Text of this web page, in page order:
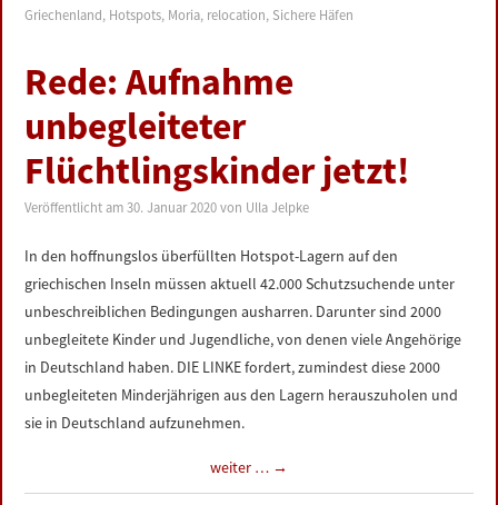
Griechenland, Hotspots, Moria, relocation, Sichere Häfen
Rede: Aufnahme
unbegleiteter
Flüchtlingskinder jetzt!
Veröffentlicht am30. Januar 2020 von Ulla Jelpke
In den hoffnungslos überfüllten Hotspot-Lagern auf den
griechischen Inseln müssen aktuell 42.000 Schutzsuchende unter
unbeschreiblichen Bedingungen ausharren. Darunter sind 2000
unbegleitete Kinder und Jugendliche, von denen viele Angehörige
in Deutschland haben. DIE LINKE fordert, zumindest diese 2000
unbegleiteten Minderjährigen aus den Lagern herauszuholen und
sie in Deutschland aufzunehmen.
weiter … →